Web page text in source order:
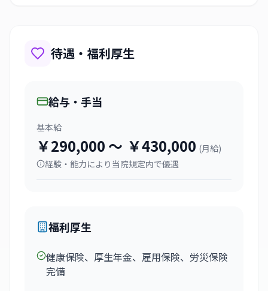
待遇・福利厚生
給与・手当
基本給
￥290,000 〜 ￥430,000 (月給)
経験・能力により当院規定内で優遇
福利厚生
健康保険、厚生年金、雇用保険、労災保険
完備